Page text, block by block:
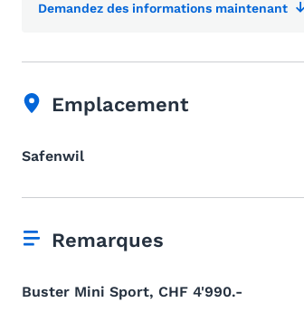
Demandez des informations maintenant
Emplacement
Safenwil
Remarques
Buster Mini Sport, CHF 4'990.-